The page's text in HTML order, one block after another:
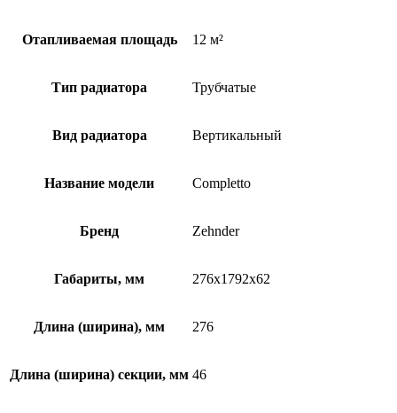
Отапливаемая площадь 12 м²
Тип радиатора Трубчатые
Вид радиатора Вертикальный
Название модели Completto
Бренд Zehnder
Габариты, мм 276x1792x62
Длина (ширина), мм 276
Длина (ширина) секции, мм 46